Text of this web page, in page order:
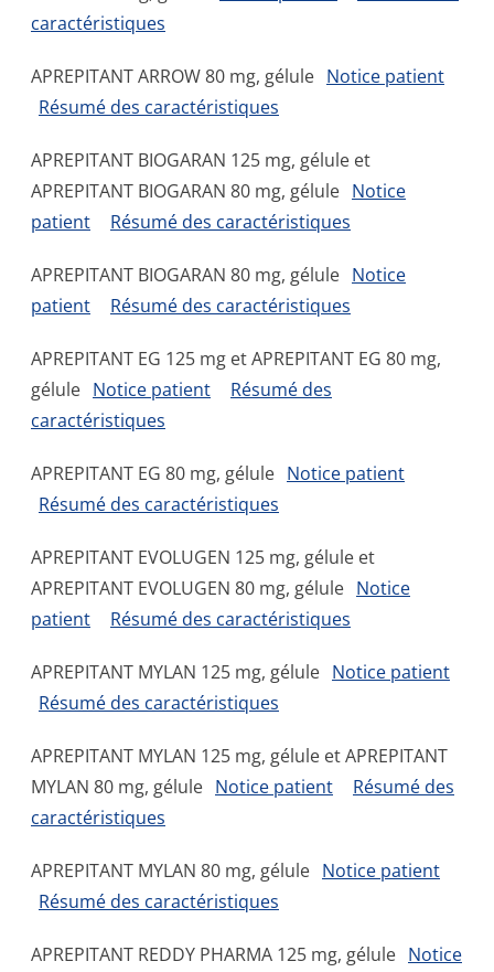
caractéristiques
APREPITANT ARROW 80 mg, gélule Notice patient
Résumé des caractéristiques
APREPITANT BIOGARAN 125 mg, gélule et
APREPITANT BIOGARAN 80 mg, gélule Notice
patient
Résumé des caractéristiques
APREPITANT BIOGARAN 80 mg, gélule Notice
patient
Résumé des caractéristiques
APREPITANT EG 125 mg et APREPITANT EG 80 mg,
gélule Notice patient
Résumé des
caractéristiques
APREPITANT EG 80 mg, gélule Notice patient
Résumé des caractéristiques
APREPITANT EVOLUGEN 125 mg, gélule et
APREPITANT EVOLUGEN 80 mg, gélule Notice
patient
Résumé des caractéristiques
APREPITANT MYLAN 125 mg, gélule Notice patient
Résumé des caractéristiques
APREPITANT MYLAN 125 mg, gélule et APREPITANT
MYLAN 80 mg, gélule Notice patient
Résumé des
caractéristiques
APREPITANT MYLAN 80 mg, gélule Notice patient
Résumé des caractéristiques
APREPITANT REDDY PHARMA 125 mg, gélule Notice